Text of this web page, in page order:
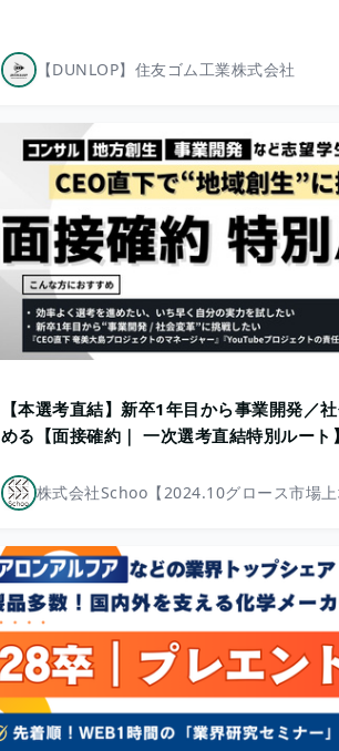
【DUNLOP】住友ゴム工業株式会社
【本選考直結】新卒1年目から事業開発／
める【面接確約｜ 一次選考直結特別ルート】